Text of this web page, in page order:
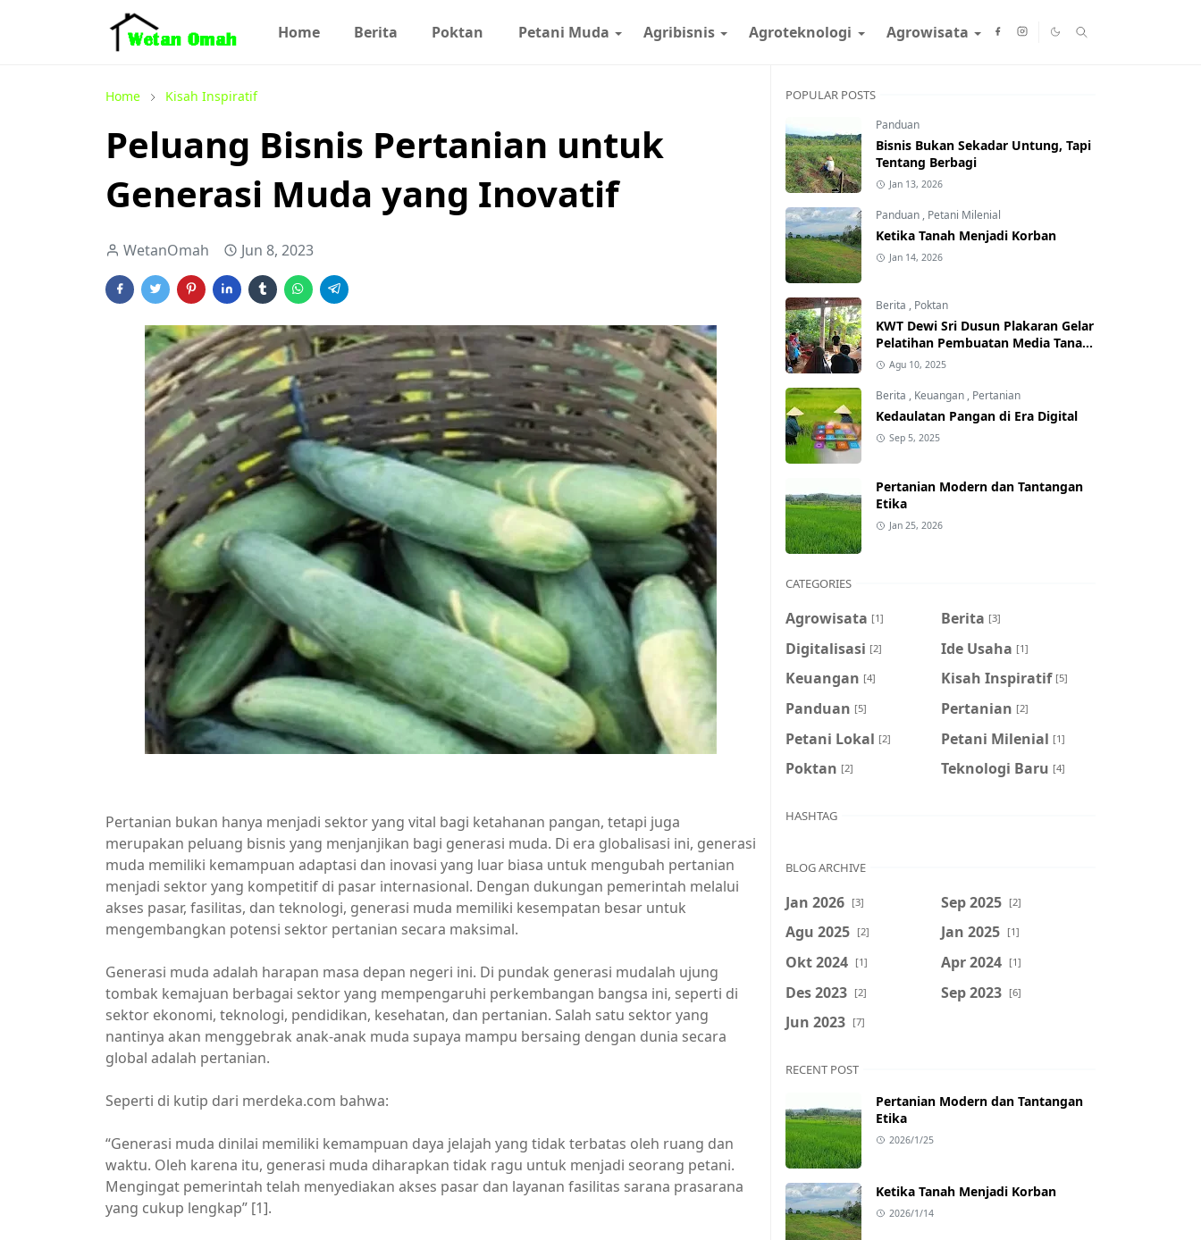
Home Berita Poktan Petani Muda Agribisnis Agroteknologi Agrowisata
Home Kisah Inspiratif
Peluang Bisnis Pertanian untuk
Generasi Muda yang Inovatif
WetanOmah Jun 8, 2023
Pertanian bukan hanya menjadi sektor yang vital bagi ketahanan pangan, tetapi juga
merupakan peluang bisnis yang menjanjikan bagi generasi muda. Di era globalisasi ini, generasi
muda memiliki kemampuan adaptasi dan inovasi yang luar biasa untuk mengubah pertanian
menjadi sektor yang kompetitif di pasar internasional. Dengan dukungan pemerintah melalui
akses pasar, fasilitas, dan teknologi, generasi muda memiliki kesempatan besar untuk
mengembangkan potensi sektor pertanian secara maksimal.
Generasi muda adalah harapan masa depan negeri ini. Di pundak generasi mudalah ujung
tombak kemajuan berbagai sektor yang mempengaruhi perkembangan bangsa ini, seperti di
sektor ekonomi, teknologi, pendidikan, kesehatan, dan pertanian. Salah satu sektor yang
nantinya akan menggebrak anak-anak muda supaya mampu bersaing dengan dunia secara
global adalah pertanian.
Seperti di kutip dari merdeka.com bahwa:
“Generasi muda dinilai memiliki kemampuan daya jelajah yang tidak terbatas oleh ruang dan
waktu. Oleh karena itu, generasi muda diharapkan tidak ragu untuk menjadi seorang petani.
Mengingat pemerintah telah menyediakan akses pasar dan layanan fasilitas sarana prasarana
yang cukup lengkap” [1].
POPULAR POSTS
Panduan
Bisnis Bukan Sekadar Untung, Tapi
Tentang Berbagi
Jan 13, 2026
Panduan , Petani Milenial
Ketika Tanah Menjadi Korban
Jan 14, 2026
Berita , Poktan
KWT Dewi Sri Dusun Plakaran Gelar
Pelatihan Pembuatan Media Tanam
dan POC untuk Tingkatkan
Produktivitas Pekarangan
Agu 10, 2025
Berita , Keuangan , Pertanian
Kedaulatan Pangan di Era Digital
Sep 5, 2025
Pertanian Modern dan Tantangan
Etika
Jan 25, 2026
CATEGORIES
Agrowisata [1] Berita [3]
Digitalisasi [2] Ide Usaha [1]
Keuangan [4] Kisah Inspiratif [5]
Panduan [5] Pertanian [2]
Petani Lokal [2] Petani Milenial [1]
Poktan [2] Teknologi Baru [4]
HASHTAG
BLOG ARCHIVE
Jan 2026 [3] Sep 2025 [2]
Agu 2025 [2] Jan 2025 [1]
Okt 2024 [1] Apr 2024 [1]
Des 2023 [2] Sep 2023 [6]
Jun 2023 [7]
RECENT POST
Pertanian Modern dan Tantangan
Etika
2026/1/25
Ketika Tanah Menjadi Korban
2026/1/14